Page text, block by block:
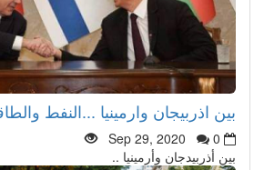
بين اذربيجان وارمينيا ...النفط والطاقة
Sep 29, 2020
0
بين أذربيدجان وأرمينيا ..